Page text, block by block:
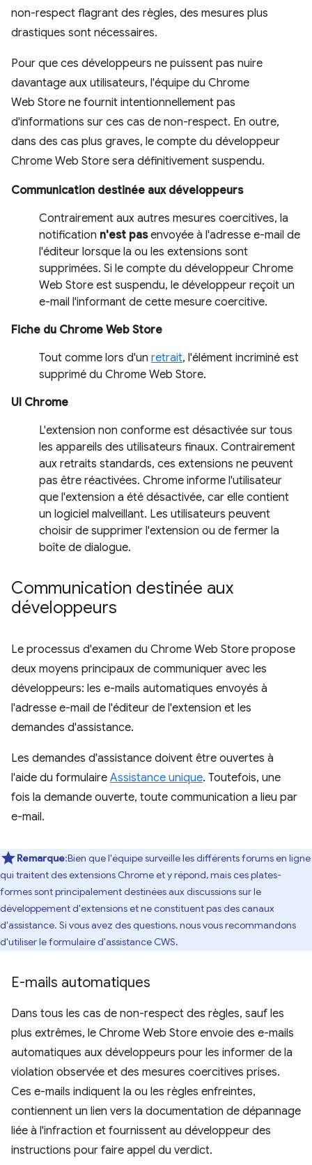
non-respect flagrant des règles, des mesures plus
drastiques sont nécessaires.
Pour que ces développeurs ne puissent pas nuire
davantage aux utilisateurs, l'équipe du Chrome
Web Store ne fournit intentionnellement pas
d'informations sur ces cas de non-respect. En outre,
dans des cas plus graves, le compte du développeur
Chrome Web Store sera définitivement suspendu.
Communication destinée aux développeurs
Contrairement aux autres mesures coercitives, la
notification n'est pasenvoyée à l'adresse e-mail de
l'éditeur lorsque la ou les extensions sont
supprimées. Si le compte du développeur Chrome
Web Store est suspendu, le développeur reçoit un
e-mail l'informant de cette mesure coercitive.
Fiche du Chrome Web Store
Tout comme lors d'un retrait, l'élément incriminé est
supprimé du Chrome Web Store.
UI Chrome
L'extension non conforme est désactivée sur tous
les appareils des utilisateurs finaux. Contrairement
aux retraits standards, ces extensions ne peuvent
pas être réactivées. Chrome informe l'utilisateur
que l'extension a été désactivée, car elle contient
un logiciel malveillant. Les utilisateurs peuvent
choisir de supprimer l'extension ou de fermer la
boîte de dialogue.
Communication destinée aux
développeurs
Le processus d'examen du Chrome Web Store propose
deux moyens principaux de communiquer avec les
développeurs: les e-mails automatiques envoyés à
l'adresse e-mail de l'éditeur de l'extension et les
demandes d'assistance.
Les demandes d'assistance doivent être ouvertes à
l'aide du formulaire Assistance unique. Toutefois, une
fois la demande ouverte, toute communication a lieu par
e-mail.
Remarque:Bien que l'équipe surveille les différents forums en ligne
qui traitent des extensions Chrome et y répond, mais ces plates-
formes sont principalement destinées aux discussions sur le
développement d'extensions et ne constituent pas des canaux
d'assistance. Si vous avez des questions, nous vous recommandons
d'utiliser le formulaire d'assistance CWS.
E-mails automatiques
Dans tous les cas de non-respect des règles, sauf les
plus extrêmes, le Chrome Web Store envoie des e-mails
automatiques aux développeurs pour les informer de la
violation observée et des mesures coercitives prises.
Ces e-mails indiquent la ou les règles enfreintes,
contiennent un lien vers la documentation de dépannage
liée à l'infraction et fournissent au développeur des
instructions pour faire appel du verdict.